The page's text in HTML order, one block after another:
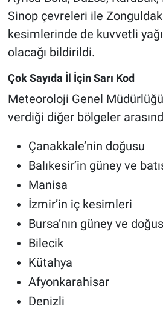
Sinop çevreleri ile Zonguldak
kesimlerinde de kuvvetli
olacağı bildirildi.
Çok Sayıda İl İçin Sarı Kod
Meteoroloji Genel
verdiği diğer bölgeler
Çanakkale’nin doğusu
Balıkesir’in güney ve
Manisa
İzmir’in iç kesimleri
Bursa’nın güney ve
Bilecik
Kütahya
Afyonkarahisar
Denizli